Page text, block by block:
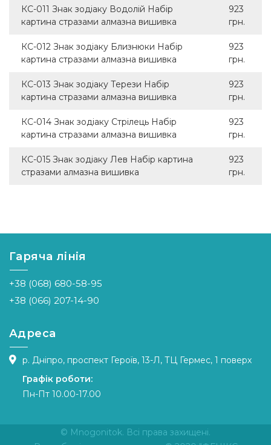
КС-011 Знак зодіаку Водолій Набір
картина стразами алмазна вишивка
923
грн.
КС-012 Знак зодіаку Близнюки Набір
картина стразами алмазна вишивка
923
грн.
КС-013 Знак зодіаку Терези Набір
картина стразами алмазна вишивка
923
грн.
КС-014 Знак зодіаку Стрілець Набір
картина стразами алмазна вишивка
923
грн.
КС-015 Знак зодіаку Лев Набір картина
стразами алмазна вишивка
923
грн.
Гаряча лінія
+38 (068) 680-58-95
+38 (066) 207-14-90
Адреса
р. Дніпро, проспект Героїв, 13-Л, ТЦ Гермес, 1 поверх
Графік роботи:
Пн-Пт 10.00-17.00
© Mnogonitok. Всі права захищені.